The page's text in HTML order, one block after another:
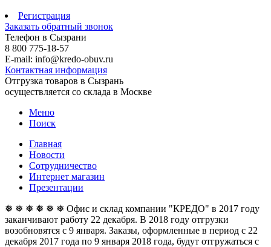
Регистрация
Заказать обратный звонок
Телефон в Сызрани
8 800 775-18-57
E-mail: info@kredo-obuv.ru
Контактная информация
Отгрузка товаров в Сызрань
осуществляется со склада в Москве
Меню
Поиск
Главная
Новости
Сотрудничество
Интернет магазин
Презентации
❅ ❅ ❅ ❅ ❅ ❅ Офис и склад компании "КРЕДО" в 2017 году
заканчивают работу 22 декабря. В 2018 году отгрузки
возобновятся с 9 января. Заказы, оформленные в период с 22
декабря 2017 года по 9 января 2018 года, будут отгружаться с